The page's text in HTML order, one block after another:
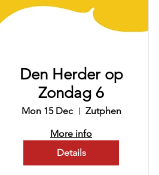
Den Herder op
Zondag 6
Mon 15 Dec
Zutphen
More info
Details